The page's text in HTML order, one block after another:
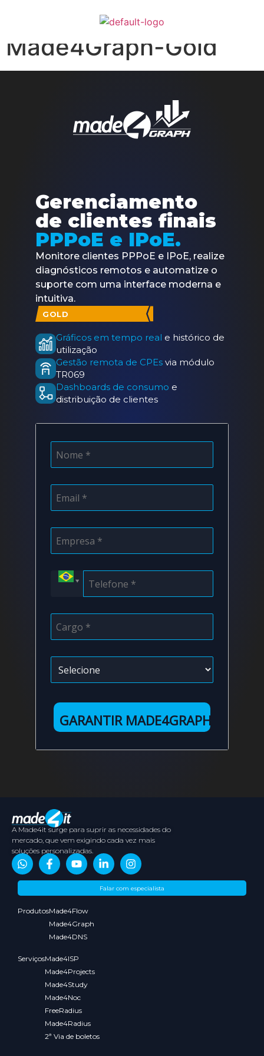
SIGNUP –
Made4Graph-Gold
Gerenciamento
de clientes finais
PPPoE e IPoE.
Monitore clientes PPPoE e IPoE, realize
diagnósticos remotos e automatize o
suporte com uma interface moderna e
intuitiva.
GOLD
Gráficos em tempo real e histórico de
utilização
Gestão remota de CPEs via módulo
TR069
Dashboards de consumo e
distribuição de clientes
GARANTIR MADE4GRAPH
A Made4it surge para suprir as necessidades do
mercado, que vem exigindo cada vez mais
soluções personalizadas.
Sobre
Conteúdos
Parceiros
Media
Falar com especialista
ProdutosMade4Flow
Made4Graph
Made4DNS
ServiçosMade4ISP
Made4Projects
Made4Study
Made4Noc
FreeRadius
Made4Radius
2ª Via de boletos